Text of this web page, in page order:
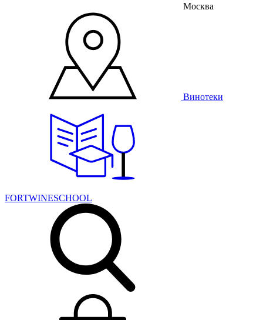
Москва
Винотеки
FORTWINESCHOOL